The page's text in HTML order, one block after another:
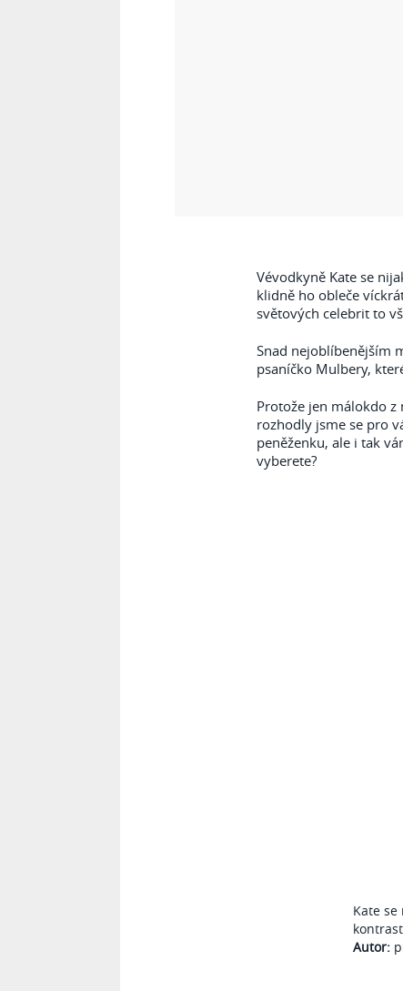
Vévodkyně Kate se
klidně ho obleče
světových celebrit to
Snad nejoblíbenějším
psaníčko Mulbery,
Protože jen málokdo
rozhodly jsme se pro
peněženku, ale i tak
vyberete?
Kate
Autor: